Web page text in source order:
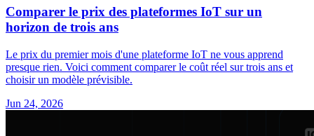
Comparer le prix des plateformes IoT sur un
horizon de trois ans
Le prix du premier mois d'une plateforme IoT ne vous apprend
presque rien. Voici comment comparer le coût réel sur trois ans et
choisir un modèle prévisible.
Jun 24, 2026